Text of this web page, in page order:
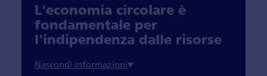
L'economia circolare è
fondamentale per
l'indipendenza dalle risorse